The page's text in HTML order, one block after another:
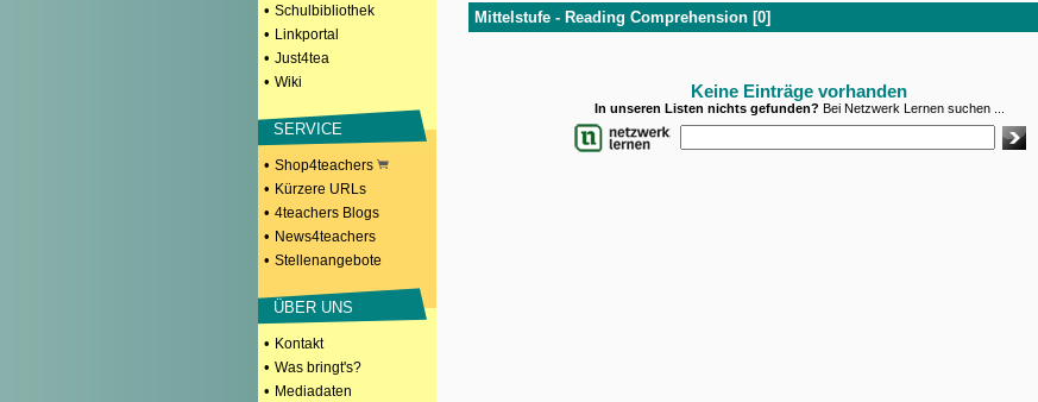
• Schulbibliothek
• Linkportal
• Just4tea
• Wiki
SERVICE
• Shop4teachers
• Kürzere URLs
• 4teachers Blogs
• News4teachers
• Stellenangebote
ÜBER UNS
• Kontakt
• Was bringt's?
• Mediadaten
Mittelstufe - Reading Comprehension [0]
Keine Einträge vorhanden
In unseren Listen nichts gefunden? Bei Netzwerk Lernen suchen ...